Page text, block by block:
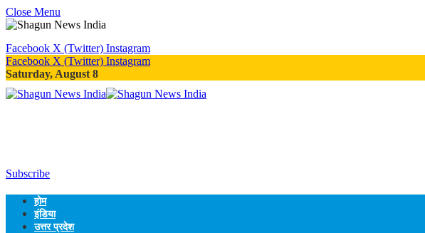
Close Menu
Facebook X (Twitter) Instagram
Facebook X (Twitter) Instagram
Saturday, August 8
Subscribe
होम
इंडिया
उत्तर प्रदेश